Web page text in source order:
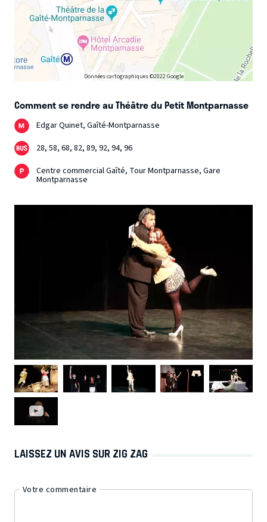
Données cartographiques ©2022 Google
Comment se rendre au Théâtre du Petit Montparnasse
Edgar Quinet, Gaîté-Montparnasse
28, 58, 68, 82, 89, 92, 94, 96
Centre commercial Gaîté, Tour Montparnasse, Gare
Montparnasse
LAISSEZ UN AVIS SUR ZIG ZAG
Votre commentaire